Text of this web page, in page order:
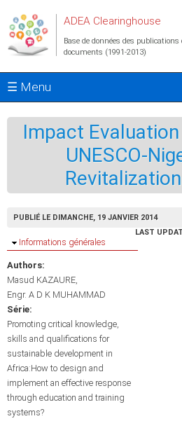
ADEA Clearinghouse
Base de données des publications
documents (1991-2013)
☰ Menu
Impact
UNESCO-
PUBLIÉ LE DIMANCHE, 19 JANVIER 2014
LAST
Masquer
Informations générales
Authors:
Masud KAZAURE
Engr. A D K MUHAMMAD
Série:
Promoting critical knowledge,
skills and qualifications for
sustainable development in
Africa:How to design and
implement an effective response
through education and training
systems?